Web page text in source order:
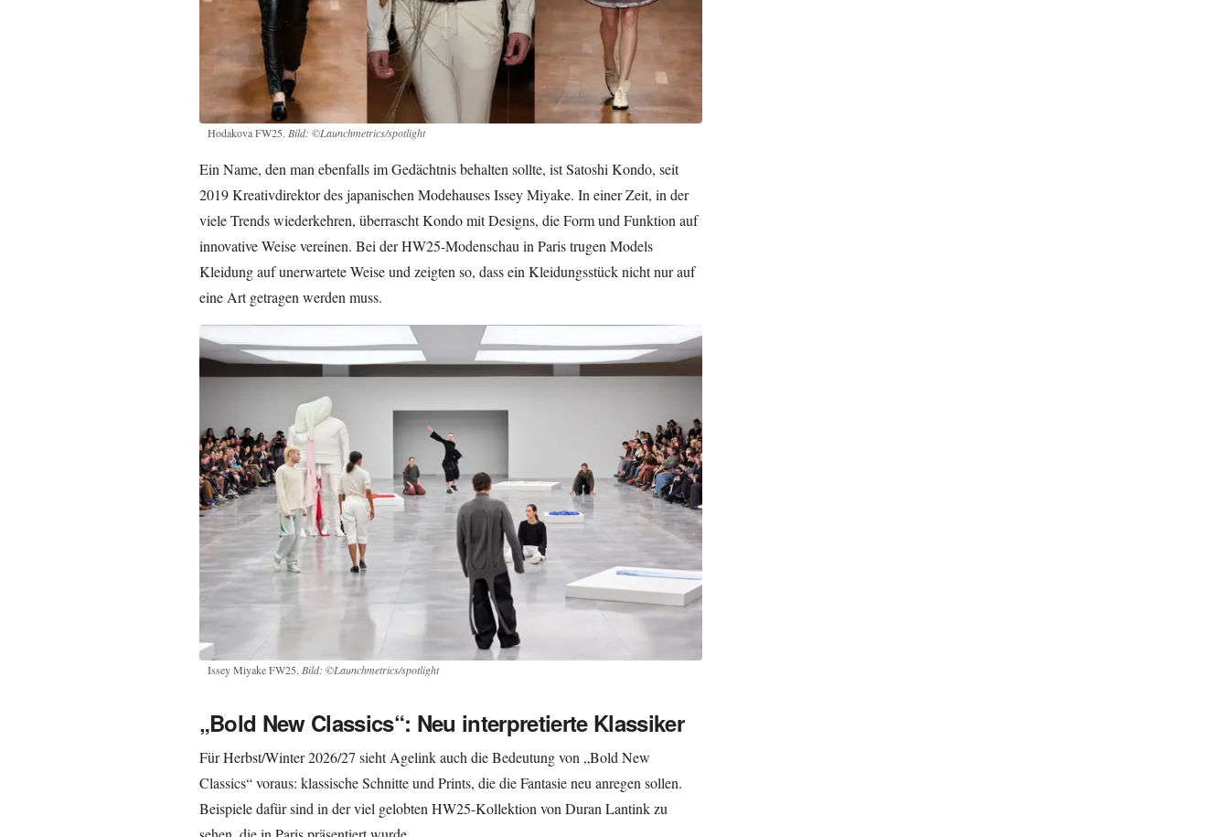
Hodakova FW25. Bild: ©Launchmetrics/spotlight
Ein Name, den man ebenfalls im Gedächtnis behalten sollte, ist Satoshi Kondo, seit
2019 Kreativdirektor des japanischen Modehauses Issey Miyake. In einer Zeit, in der
viele Trends wiederkehren, überrascht Kondo mit Designs, die Form und Funktion auf
innovative Weise vereinen. Bei der HW25-Modenschau in Paris trugen Models
Kleidung auf unerwartete Weise und zeigten so, dass ein Kleidungsstück nicht nur auf
eine Art getragen werden muss.
Issey Miyake FW25. Bild: ©Launchmetrics/spotlight
„Bold New Classics“: Neu interpretierte Klassiker
Für Herbst/Winter 2026/27 sieht Agelink auch die Bedeutung von „Bold New
Classics“ voraus: klassische Schnitte und Prints, die die Fantasie neu anregen sollen.
Beispiele dafür sind in der viel gelobten HW25-Kollektion von Duran Lantink zu